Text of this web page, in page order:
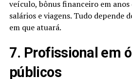
veículo, bônus financeiro em
salários e viagens. Tudo depende
em que atuará.
7. Profissional em
públicos